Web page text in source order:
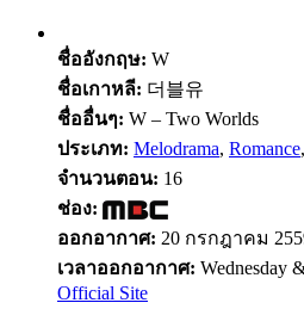
ชื่ออังกฤษ: W
ชื่อเกาหลี: 더블유
ชื่ออื่นๆ: W – Two Worlds
ประเภท: Melodrama, Romance,
จำนวนตอน: 16
ช่อง:
ออกอากาศ: 20 กรกฎาคม
เวลาออกอากาศ: Wednesday
Official Site